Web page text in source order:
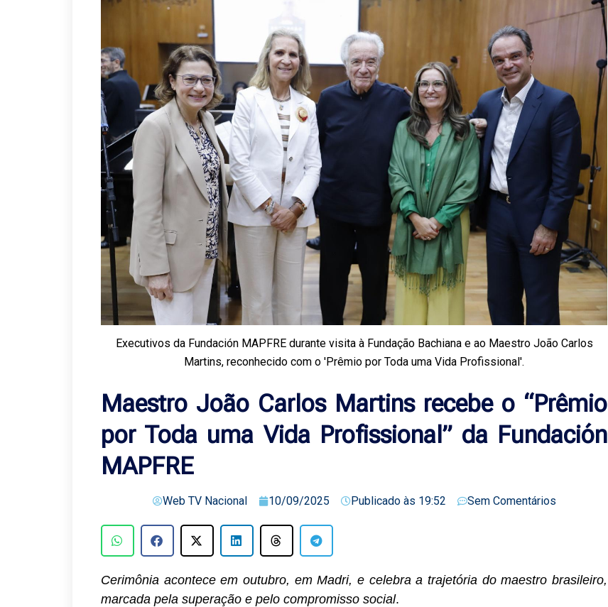
Executivos da Fundación MAPFRE durante visita à Fundação Bachiana e ao Maestro João Carlos
Martins, reconhecido com o 'Prêmio por Toda uma Vida Profissional'.
Maestro João Carlos Martins recebe o “Prêmio
por Toda uma Vida Profissional” da Fundación
MAPFRE
Web TV Nacional 10/09/2025 Publicado às 19:52 Sem Comentários
Cerimônia acontece em outubro, em Madri, e celebra a trajetória do maestro brasileiro,
marcada pela superação e pelo compromisso social.